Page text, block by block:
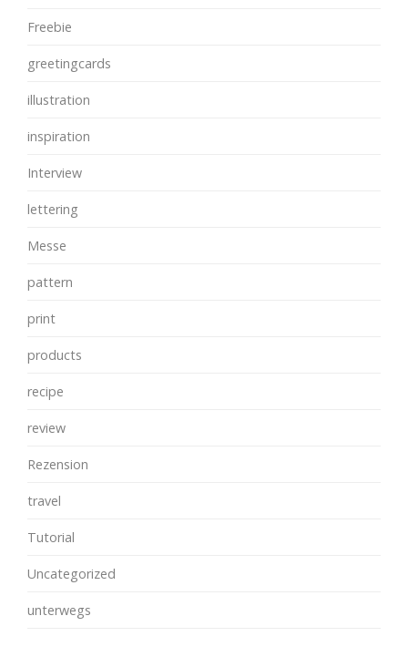
Freebie
greetingcards
illustration
inspiration
Interview
lettering
Messe
pattern
print
products
recipe
review
Rezension
travel
Tutorial
Uncategorized
unterwegs